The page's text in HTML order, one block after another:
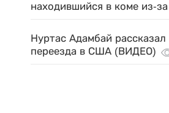
находившийся в коме из-
Нуртас Адамбай
переезда в США (ВИДЕО)